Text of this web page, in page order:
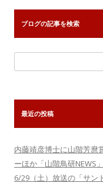
ナ
ビ
ゲ
ー
ョ
ン
ブログの記事を検索
索:
最近の投稿
内藤靖彦博士に山階芳麿
ーほか「山階鳥研NEWS
6/29（土）放送の「サン